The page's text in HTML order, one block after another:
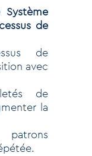
Système
de
de
avec
de
la